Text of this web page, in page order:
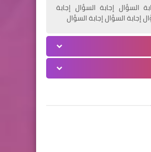
جريئة ملفتة
السؤال إجابة السؤال إجابة
إجابة السؤال إجابة السؤال